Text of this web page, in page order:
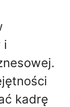
i
kadrę